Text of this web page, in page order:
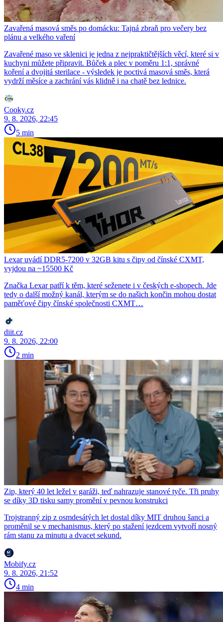
Zavařená masová směs po domácku: Tajná zbraň pro večery bez
plánu a velkého vaření
Zavařené maso ve sklenici je jedna z nejpraktičtějších věcí, které si v
kuchyni můžete připravit. Bůček a plec v poměru 1:1, správné
koření a dvojitá sterilace - výsledek je poctivá masová směs, která
vydrží měsíce a zachrání vás klidně i na chatě bez lednice.
Cooky.cz
9. 8. 2026, 22:45
5 min
Lexar uvádí DDR5-7200 v 32GB kitu s čipy od čínské CXMT,
vyjdou na ~15500 Kč
Značka Lexar patří k těm, které seženete i v českých e-shopech. Jde
tedy o další možný kanál, kterým se do našich končin mohou dostat
paměťové čipy čínské společnosti CXMT…
diit.cz
9. 8. 2026, 22:00
2 min
Zip, který 40 let ležel v garáži, teď nahrazuje stanové tyče. Tři pruhy
se díky 3D tisku samy promění v pevnou konstrukci
Trojstranný zip z osmdesátých let dostal díky MIT druhou šanci a
proměnil se v mechanismus, který po stažení jezdcem vytvoří nosný
rám stanu za minutu a dvacet sekund.
Mobify.cz
9. 8. 2026, 21:52
4 min